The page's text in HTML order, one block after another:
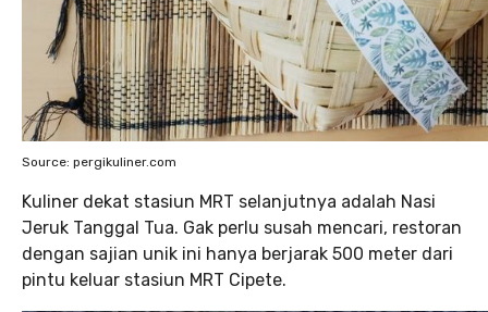
Source: pergikuliner.com
Kuliner dekat stasiun MRT selanjutnya adalah Nasi
Jeruk Tanggal Tua. Gak perlu susah mencari, restoran
dengan sajian unik ini hanya berjarak 500 meter dari
pintu keluar stasiun MRT Cipete.